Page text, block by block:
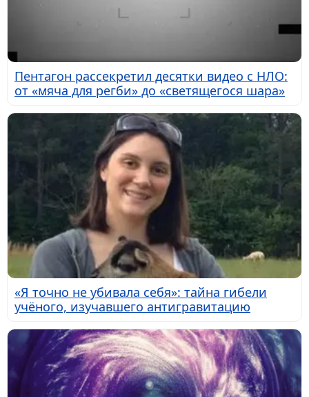
Пентагон рассекретил десятки видео с НЛО:
от «мяча для регби» до «светящегося шара»
«Я точно не убивала себя»: тайна гибели
учёного, изучавшего антигравитацию